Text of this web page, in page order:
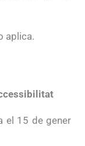
aplica.
el 15 de gener